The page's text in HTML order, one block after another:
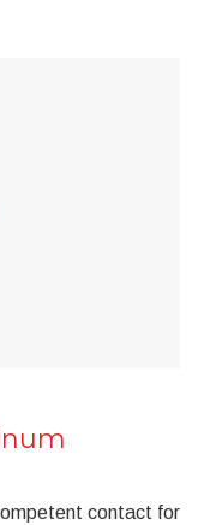
contact for